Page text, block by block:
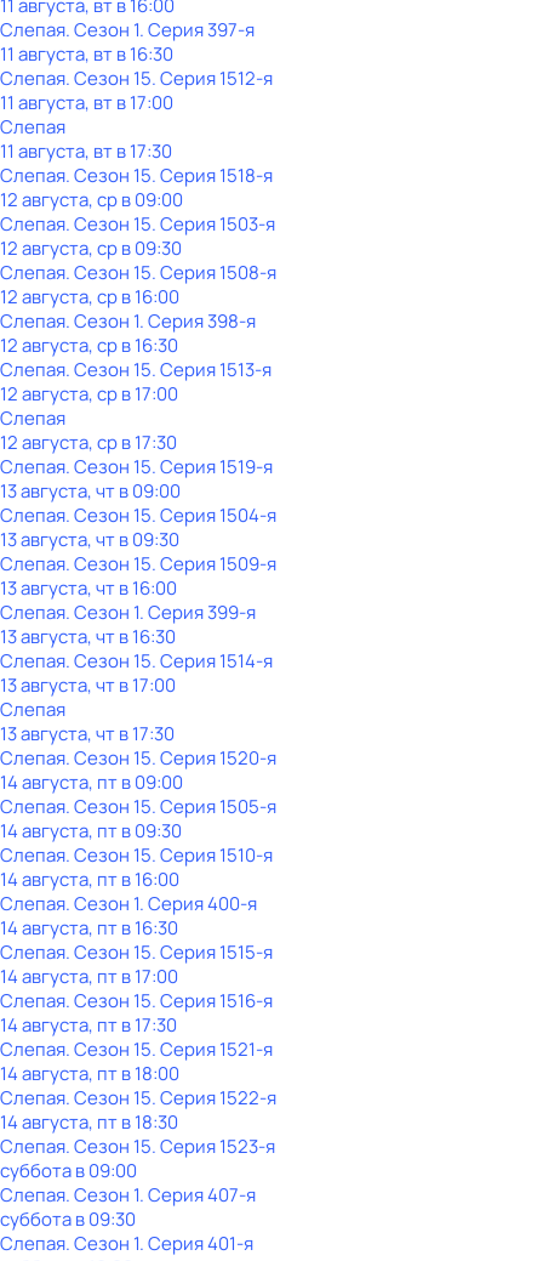
11 августа, вт в 16:00
Слепая. Сезон 1. Серия 397-я
11 августа, вт в 16:30
Слепая. Сезон 15. Серия 1512-я
11 августа, вт в 17:00
Слепая
11 августа, вт в 17:30
Слепая. Сезон 15. Серия 1518-я
12 августа, ср в 09:00
Слепая. Сезон 15. Серия 1503-я
12 августа, ср в 09:30
Слепая. Сезон 15. Серия 1508-я
12 августа, ср в 16:00
Слепая. Сезон 1. Серия 398-я
12 августа, ср в 16:30
Слепая. Сезон 15. Серия 1513-я
12 августа, ср в 17:00
Слепая
12 августа, ср в 17:30
Слепая. Сезон 15. Серия 1519-я
13 августа, чт в 09:00
Слепая. Сезон 15. Серия 1504-я
13 августа, чт в 09:30
Слепая. Сезон 15. Серия 1509-я
13 августа, чт в 16:00
Слепая. Сезон 1. Серия 399-я
13 августа, чт в 16:30
Слепая. Сезон 15. Серия 1514-я
13 августа, чт в 17:00
Слепая
13 августа, чт в 17:30
Слепая. Сезон 15. Серия 1520-я
14 августа, пт в 09:00
Слепая. Сезон 15. Серия 1505-я
14 августа, пт в 09:30
Слепая. Сезон 15. Серия 1510-я
14 августа, пт в 16:00
Слепая. Сезон 1. Серия 400-я
14 августа, пт в 16:30
Слепая. Сезон 15. Серия 1515-я
14 августа, пт в 17:00
Слепая. Сезон 15. Серия 1516-я
14 августа, пт в 17:30
Слепая. Сезон 15. Серия 1521-я
14 августа, пт в 18:00
Слепая. Сезон 15. Серия 1522-я
14 августа, пт в 18:30
Слепая. Сезон 15. Серия 1523-я
субботав09:00
Слепая. Сезон 1. Серия 407-я
субботав09:30
Слепая. Сезон 1. Серия 401-я